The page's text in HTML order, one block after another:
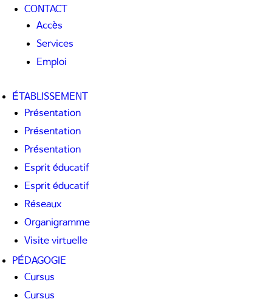
CONTACT
Accès
Services
Emploi
ÉTABLISSEMENT
Présentation
Présentation
Présentation
Esprit éducatif
Esprit éducatif
Réseaux
Organigramme
Visite virtuelle
PÉDAGOGIE
Cursus
Cursus